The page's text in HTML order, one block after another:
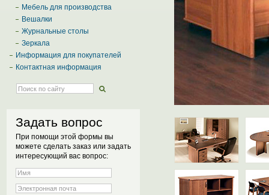
Мебель для производства
Вешалки
Журнальные столы
Зеркала
Информация для покупателей
Контактная информация
Задать вопрос
При помощи этой формы вы
можете сделать заказ или задать
интересующий вас вопрос: